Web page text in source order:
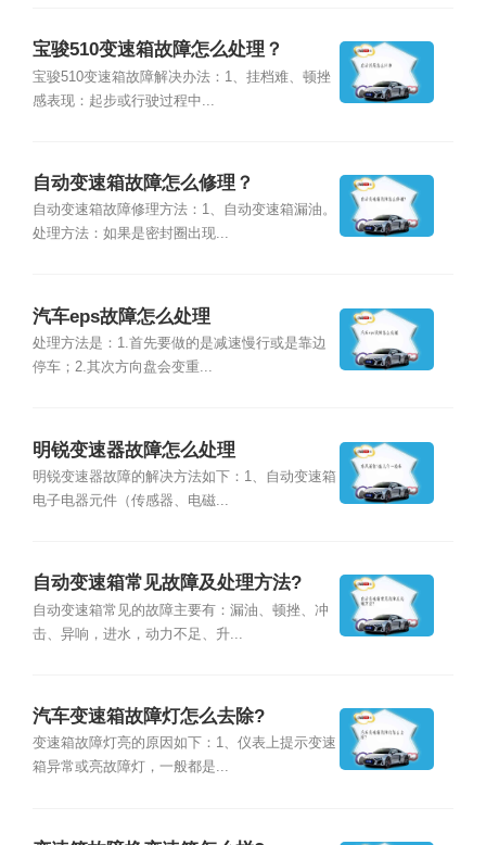
宝骏510变速箱故障怎么处理？
宝骏510变速箱故障解决办法：1、挂档难、顿挫
感表现：起步或行驶过程中...
自动变速箱故障怎么修理？
自动变速箱故障修理方法：1、自动变速箱漏油。
处理方法：如果是密封圈出现...
汽车eps故障怎么处理
处理方法是：1.首先要做的是减速慢行或是靠边
停车；2.其次方向盘会变重...
明锐变速器故障怎么处理
明锐变速器故障的解决方法如下：1、自动变速箱
电子电器元件（传感器、电磁...
自动变速箱常见故障及处理方法?
自动变速箱常见的故障主要有：漏油、顿挫、冲
击、异响，进水，动力不足、升...
汽车变速箱故障灯怎么去除?
变速箱故障灯亮的原因如下：1、仪表上提示变速
箱异常或亮故障灯，一般都是...